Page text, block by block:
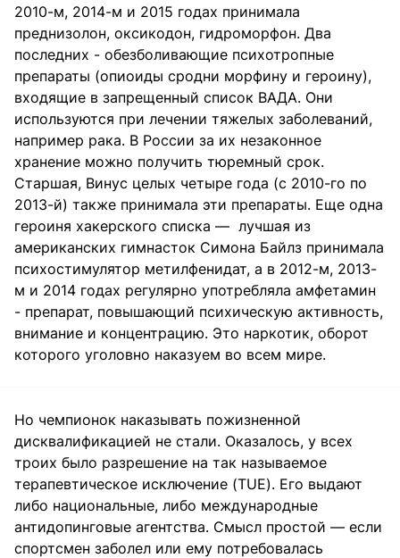
2010-м, 2014-м и 2015 годах принимала
преднизолон, оксикодон, гидроморфон. Два
последних - обезболивающие психотропные
препараты (опиоиды сродни морфину и героину),
входящие в запрещенный список ВАДА. Они
используются при лечении тяжелых заболеваний,
например рака. В России за их незаконное
хранение можно получить тюремный срок.
Старшая, Винус целых четыре года (с 2010-го по
2013-й) также принимала эти препараты. Еще одна
героиня хакерского списка — лучшая из
американских гимнасток Симона Байлз принимала
психостимулятор метилфенидат, а в 2012-м, 2013-
м и 2014 годах регулярно употребляла амфетамин
- препарат, повышающий психическую активность,
внимание и концентрацию. Это наркотик, оборот
которого уголовно наказуем во всем мире.
Но чемпионок наказывать пожизненной
дисквалификацией не стали. Оказалось, у всех
троих было разрешение на так называемое
терапевтическое исключение (TUE). Его выдают
либо национальные, либо международные
антидопинговые агентства. Смысл простой — если
спортсмен заболел или ему потребовалась